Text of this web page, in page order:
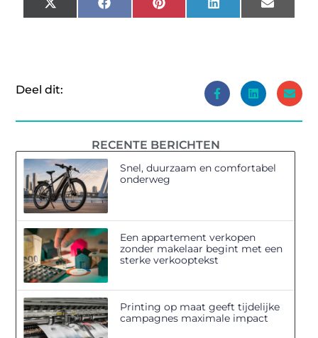
X
(Twitter)
FacebookPinterestLinkedInEmail
Deel dit:
RECENTE BERICHTEN
Snel, duurzaam en comfortabel
onderweg
Een appartement verkopen
zonder makelaar begint met een
sterke verkooptekst
Printing op maat geeft tijdelijke
campagnes maximale impact